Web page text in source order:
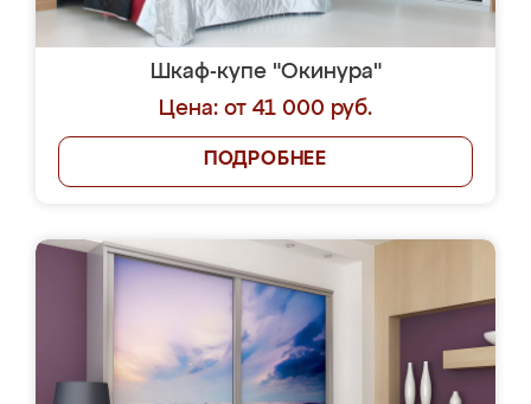
Шкаф-купе "Окинура"
Цена: от 41 000 руб.
ПОДРОБНЕЕ